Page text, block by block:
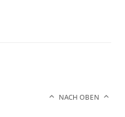
NACH OBEN